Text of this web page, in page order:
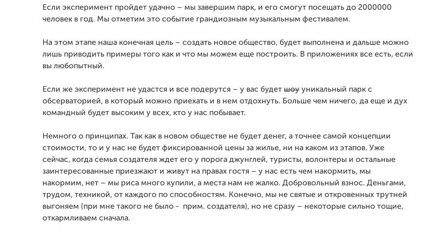
Если эксперимент пройдет удачно – мы завершим парк, и его смогут посещать до 2000000
человек в год. Мы отметим это событие грандиозным музыкальным фестивалем.
На этом этапе наша конечная цель – создать новое общество, будет выполнена и дальше можно
лишь приводить примеры того как и что мы можем еще построить. В приложениях все есть, если
вы любопытный.
Если же эксперимент не удастся и все подерутся – у вас будет шоу уникальный парк с
обсерваторией, в который можно приехать и в нем отдохнуть. Больше чем ничего, да еще и дух
командный будет высоким у всех, кто у нас побывает.
Немного о принципах. Так как в новом обществе не будет денег, а точнее самой концепции
стоимости, то и у нас не будет фиксированной цены за жилье, ни на каком из этапов. Уже
сейчас, когда семья создателя ждет его у порога джунглей, туристы, волонтеры и остальные
заинтересованные приезжают и живут на правах гостя – у нас есть чем накормить, мы
накормим, нет – мы риса много купили, а места нам не жалко. Добровольный взнос. Деньгами,
трудом, техникой, от каждого по способностям. Конечно, мы не святые и откровенных трутней
выгоняем (при мне такого не было - прим. создателя), но не сразу – некоторые сильно тощие,
откармливаем сначала.